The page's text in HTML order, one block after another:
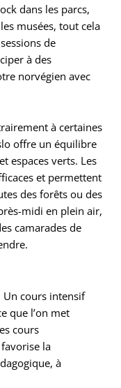
dans les parcs,
musées, tout cela
de
à des
norvégien avec
à certaines
offre un équilibre
espaces verts. Les
et permettent
des forêts ou des
midi en plein air,
camarades de
Un cours intensif
que l’on met
cours
la
à